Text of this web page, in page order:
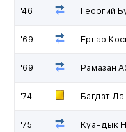
'46 Георгий
'69 Ернар
'69 Рамазан
'74 Багдат
'75 Куандык